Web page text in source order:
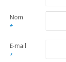
Nom
*
E-mail
*